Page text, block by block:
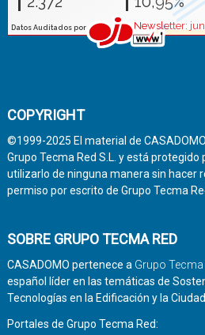
COPYRIGHT
©1999-2025 El material de
Grupo Tecma Red S.L. y está protegido
utilizarlo de ninguna manera sin hacer
permiso por escrito de Grupo Tecma
SOBRE GRUPO TECMA RED
CASADOMO pertenece a Grupo Tecma
español líder en las temáticas de
Tecnologías en la Edificación y la
Portales de Grupo Tecma Red: